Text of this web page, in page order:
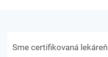
Sme certifikovaná lekáreň